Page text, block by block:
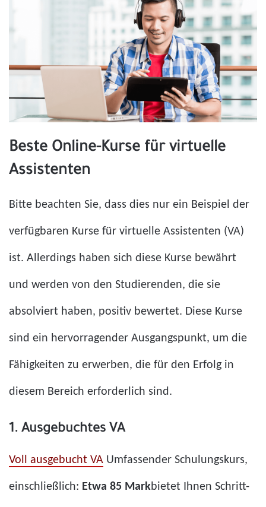
Beste Online-Kurse für virtuelle
Assistenten
Bitte beachten Sie, dass dies nur ein Beispiel der
verfügbaren Kurse für virtuelle Assistenten (VA)
ist. Allerdings haben sich diese Kurse bewährt
und werden von den Studierenden, die sie
absolviert haben, positiv bewertet. Diese Kurse
sind ein hervorragender Ausgangspunkt, um die
Fähigkeiten zu erwerben, die für den Erfolg in
diesem Bereich erforderlich sind.
1. Ausgebuchtes VA
Voll ausgebucht VA Umfassender Schulungskurs,
einschließlich: Etwa 85 Markbietet Ihnen Schritt-